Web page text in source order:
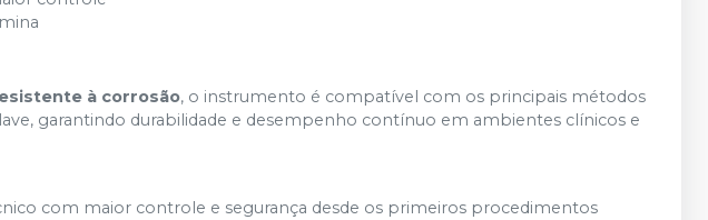
à corrosão, o instrumento é compatível com os principais métodos
garantindo durabilidade e desempenho contínuo em ambientes clínicos e
com maior controle e segurança desde os primeiros procedimentos